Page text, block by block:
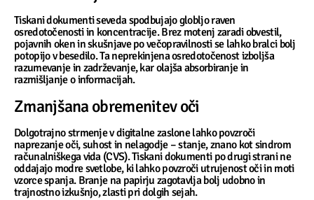
Tiskani dokumenti seveda spodbujajo globljo raven
osredotočenosti in koncentracije. Brez motenj zaradi obvestil,
pojavnih oken in skušnjave po večopravilnosti se lahko bralci bolj
potopijo v besedilo. Ta neprekinjena osredotočenost izboljša
razumevanje in zadrževanje, kar olajša absorbiranje in
razmišljanje o informacijah.
Zmanjšana obremenitev oči
Dolgotrajno strmenje v digitalne zaslone lahko povzroči
naprezanje oči, suhost in nelagodje – stanje, znano kot sindrom
računalniškega vida (CVS). Tiskani dokumenti po drugi strani ne
oddajajo modre svetlobe, ki lahko povzroči utrujenost oči in moti
vzorce spanja. Branje na papirju zagotavlja bolj udobno in
trajnostno izkušnjo, zlasti pri dolgih sejah.